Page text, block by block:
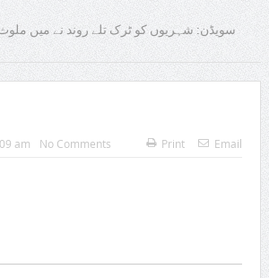
سویڈن: شہریوں کو ٹرک تلے روند نے میں
am No Comments Print Email